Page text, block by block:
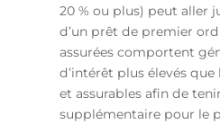
20 % ou plus) peut aller
d’un prêt de premier
assurées comportent
d’intérêt plus élevés
et assurables afin de
supplémentaire pour le